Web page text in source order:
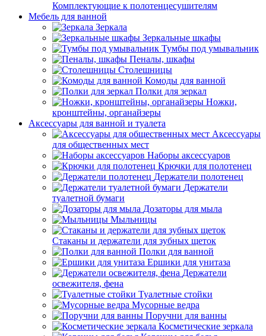
Комплектующие к полотенцесушителям
Мебель для ванной
Зеркала
Зеркальные шкафы
Тумбы под умывальник
Пеналы, шкафы
Столешницы
Комоды для ванной
Полки для зеркал
Ножки,
кронштейны, органайзеры
Аксессуары для ванной и туалета
Аксессуары
для общественных мест
Наборы аксессуаров
Крючки для полотенец
Держатели полотенец
Держатели
туалетной бумаги
Дозаторы для мыла
Мыльницы
Стаканы и держатели для зубных щеток
Полки для ванной
Ершики для унитаза
Держатели
освежителя, фена
Туалетные стойки
Мусорные ведра
Поручни для ванны
Косметические зеркала